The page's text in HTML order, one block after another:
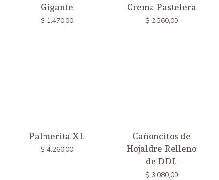
Gigante
$ 1.470,00
Crema Pastelera
$ 2.360,00
Palmerita XL
$ 4.260,00
Cañoncitos de
Hojaldre Relleno
de DDL
$ 3.080,00